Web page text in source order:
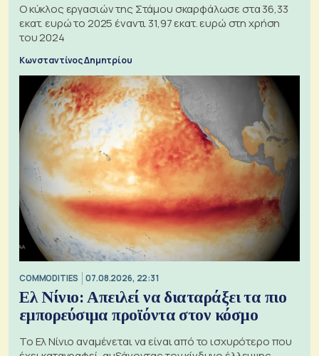
Ο κύκλος εργασιών της Στάμου σκαρφάλωσε στα 36,33
εκατ. ευρώ το 2025 έναντι 31,97 εκατ. ευρώ στη χρήση
του 2024
Κωνσταντίνος Δημητρίου
COMMODITIES 07.08.2026, 22:31
Ελ Νίνιο: Απειλεί να διαταράξει τα πιο
εμπορεύσιμα προϊόντα στον κόσμο
Το Ελ Νίνιο αναμένεται να είναι από το ισχυρότερο που